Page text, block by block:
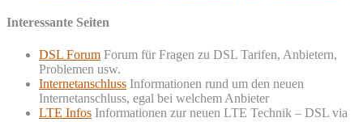
Interessante Seiten
DSL Forum Forum für Fragen zu DSL Tarifen, Anbietern,
Problemen usw.
Internetanschluss Informationen rund um den neuen
Internetanschluss, egal bei welchem Anbieter
LTE Infos Informationen zur neuen LTE Technik – DSL via